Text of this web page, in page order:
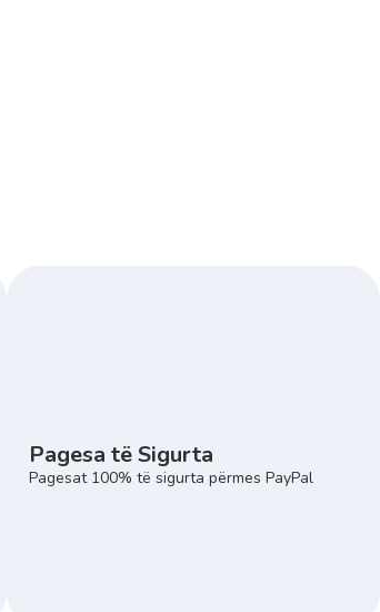
Pagesa të Sigurta
Pagesat 100% të sigurta përmes PayPal